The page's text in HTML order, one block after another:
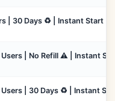
| 30 Days ♻️ | Instant Start |
Users | No Refill ⚠️ | Instant
Users | 30 Days ♻️ | Instant